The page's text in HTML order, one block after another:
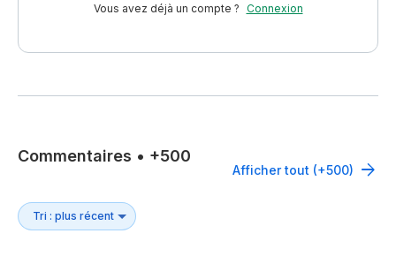
Vous avez déjà un compte ? Connexion
Commentaires • +500
Afficher tout (+500)